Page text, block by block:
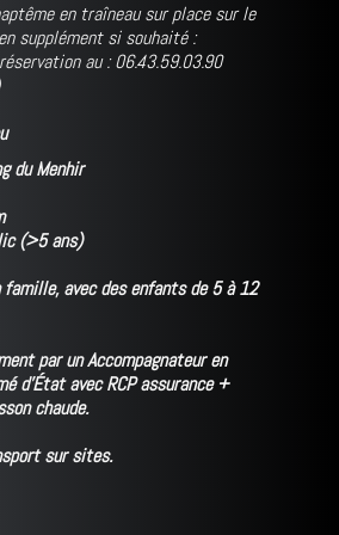
en traîneau sur place sur le
supplément si souhaité :
au : 06.43.59.03.90
du Menhir
(>5 ans)
famille, avec des enfants de 5 à 12
par un Accompagnateur en
d'État avec RCP assurance +
chaude.
sur sites.